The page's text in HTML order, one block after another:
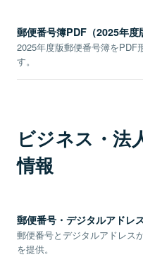
郵便番号簿PDF（2025年度
2025年度版郵便番号簿をPDF
す。
ビジネス・法
情報
郵便番号・デジタルアドレ
郵便番号とデジタルアドレス
を提供。